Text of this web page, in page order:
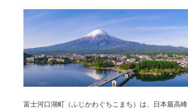
富士河口湖町（ふじかわぐちこまち）は、日本最高峰